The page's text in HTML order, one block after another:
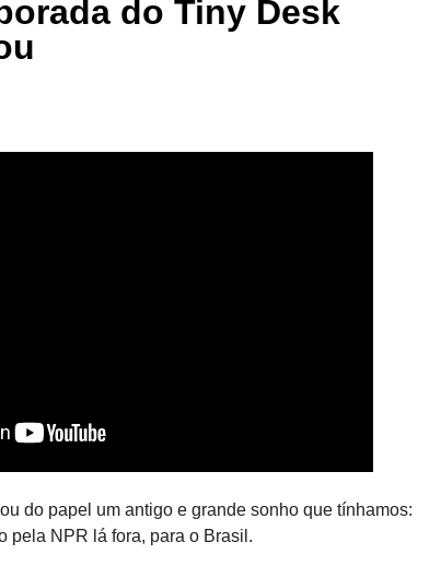
do Tiny Desk
do papel um antigo e grande sonho que tínhamos:
pela NPR lá fora, para o Brasil.